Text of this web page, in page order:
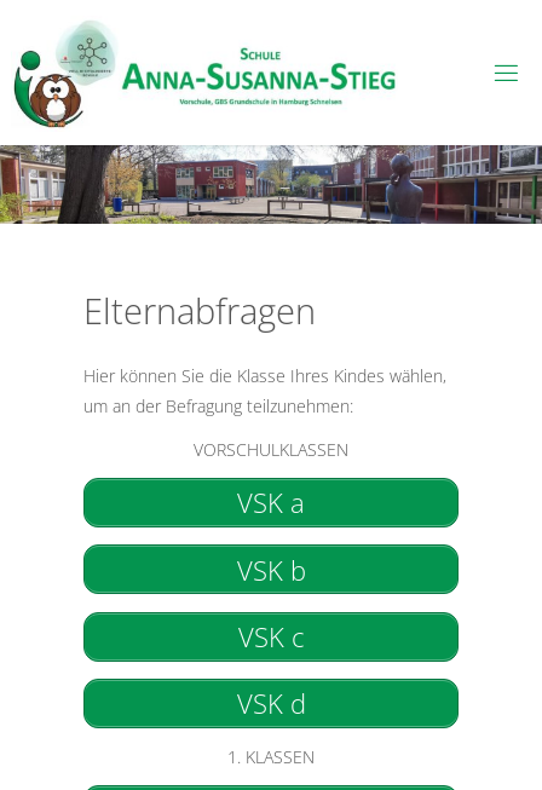
content
Elternabfragen
Hier können Sie die Klasse Ihres Kindes wählen,
um an der Befragung teilzunehmen:
VORSCHULKLASSEN
VSK a
VSK b
VSK c
VSK d
1. KLASSEN